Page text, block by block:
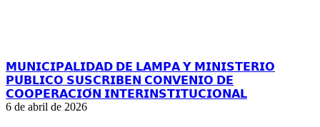
𝗠𝗨𝗡𝗜𝗖𝗜𝗣𝗔𝗟𝗜𝗗𝗔𝗗 𝗗𝗘 𝗟𝗔𝗠𝗣𝗔 𝗬 𝗠𝗜𝗡𝗜𝗦𝗧𝗘𝗥𝗜𝗢
𝗣𝗨́𝗕𝗟𝗜𝗖𝗢 𝗦𝗨𝗦𝗖𝗥𝗜𝗕𝗘𝗡 𝗖𝗢𝗡𝗩𝗘𝗡𝗜𝗢 𝗗𝗘
𝗖𝗢𝗢𝗣𝗘𝗥𝗔𝗖𝗜𝗢́𝗡 𝗜𝗡𝗧𝗘𝗥𝗜𝗡𝗦𝗧𝗜𝗧𝗨𝗖𝗜𝗢𝗡𝗔𝗟
6 de abril de 2026